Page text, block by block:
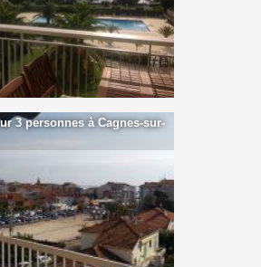
3 personnes à Cagnes-sur-